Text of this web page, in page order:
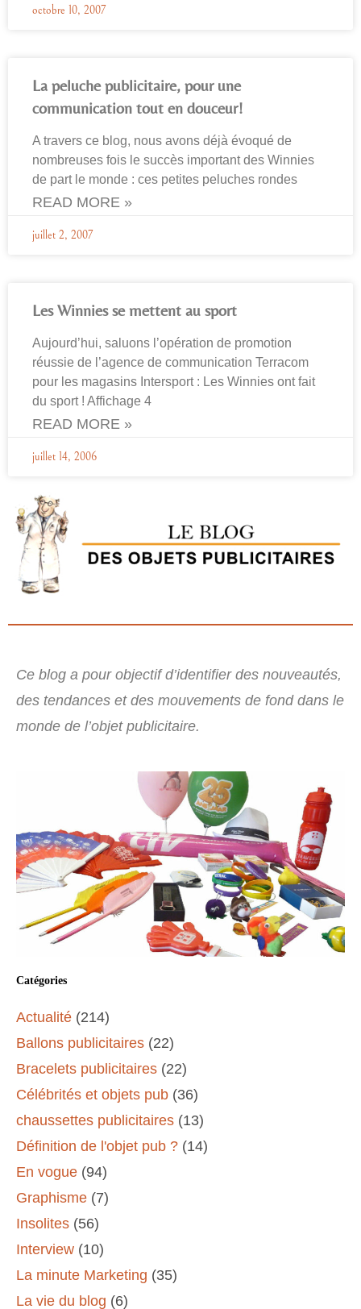
octobre 10, 2007
La peluche publicitaire, pour une
communication tout en douceur!
A travers ce blog, nous avons déjà évoqué de
nombreuses fois le succès important des Winnies
de part le monde : ces petites peluches rondes
READ MORE »
juillet 2, 2007
Les Winnies se mettent au sport
Aujourd’hui, saluons l’opération de promotion
réussie de l’agence de communication Terracom
pour les magasins Intersport : Les Winnies ont fait
du sport ! Affichage 4
READ MORE »
juillet 14, 2006
Ce blog a pour objectif d’identifier des nouveautés,
des tendances et des mouvements de fond dans le
monde de l’objet publicitaire.
Catégories
Actualité (214)
Ballons publicitaires (22)
Bracelets publicitaires (22)
Célébrités et objets pub (36)
chaussettes publicitaires (13)
Définition de l'objet pub ? (14)
En vogue (94)
Graphisme (7)
Insolites (56)
Interview (10)
La minute Marketing (35)
La vie du blog (6)